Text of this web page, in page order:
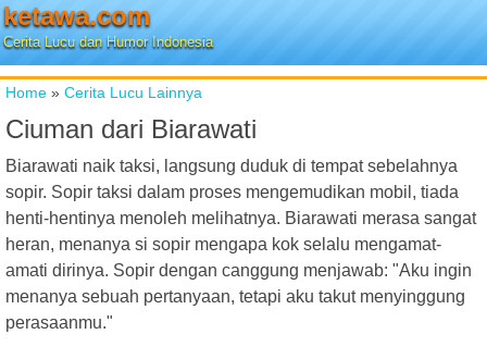
ketawa.com
Cerita Lucu dan Humor Indonesia
Home » Cerita Lucu Lainnya
Ciuman dari Biarawati
Biarawati naik taksi, langsung duduk di tempat sebelahnya
sopir. Sopir taksi dalam proses mengemudikan mobil, tiada
henti-hentinya menoleh melihatnya. Biarawati merasa sangat
heran, menanya si sopir mengapa kok selalu mengamat-
amati dirinya. Sopir dengan canggung menjawab: "Aku ingin
menanya sebuah pertanyaan, tetapi aku takut menyinggung
perasaanmu."